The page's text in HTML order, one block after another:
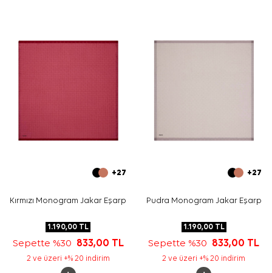
izleyiniz. İpek ve hassas eşarplarınızın nazik bakımı için
+27
Kırmızı Monogram Jakar Eşarp
1.190,00 TL
Sepette %30 833,00 TL
2 ve üzeri +% 20 indirim
+27
Pudra Monogram Jakar Eşarp
1.190,00TL
Sepette %30 833,00 TL
2 ve üzeri +% 20 indirim